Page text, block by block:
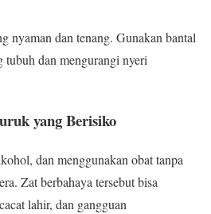
nyaman dan tenang. Gunakan bantal
tubuh dan mengurangi nyeri
yang Berisiko
dan menggunakan obat tanpa
Zat berbahaya tersebut bisa
lahir, dan gangguan